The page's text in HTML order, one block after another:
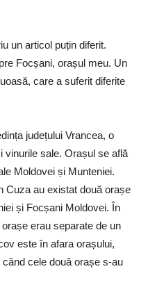
un articol puțin diferit.
Focșani, orașul meu. Un
care a suferit diferite
județului Vrancea, o
vinurile sale. Orașul se află
Moldovei și Munteniei.
Cuza au existat două orașe
și Focșani Moldovei. În
erau separate de un
este în afara orașului,
cele două orașe s-au